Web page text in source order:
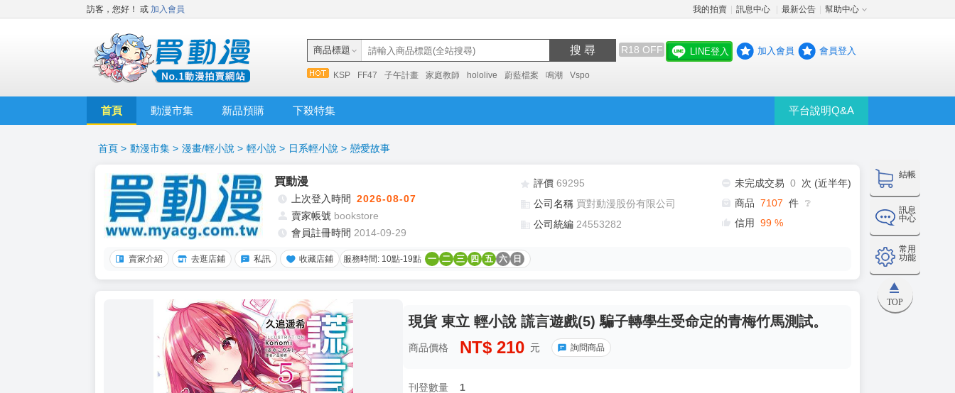
訪客，您好！ 或 加入會員 我的拍賣 訊息中心 最新公告 幫助中心
商品標題 搜 尋 R18 OFF
KSP FF47 子午計畫 家庭教師 hololive 蔚藍檔案 鳴潮 Vspo
LINE登入 加入會員 會員登入
首頁 動漫市集 新品預購 下殺特集 平台說明Q&A
結帳
訊息
中心
常用
功能
TOP
首頁 > 動漫市集 > 漫畫/輕小說 > 輕小說 > 日系輕小說 > 戀愛故事
買動漫
上次登入時間 2026-08-07
賣家帳號 bookstore
會員註冊時間 2014-09-29
評價 69295
公司名稱 買對動漫股份有限公司
公司統編 24553282
未完成交易 0
次 (近半年)
商品 7107 件 ❔
信用 99 %
賣家介紹 去逛店鋪 私訊 收藏店鋪 服務時間: 10點-19點 一 二 三 四 五 六 日
現貨 東立 輕小說 謊言遊戲(5) 騙子轉學生受命定的青梅竹馬測試。
商品價格 NT$ 210 元 詢問商品
刊登數量 1